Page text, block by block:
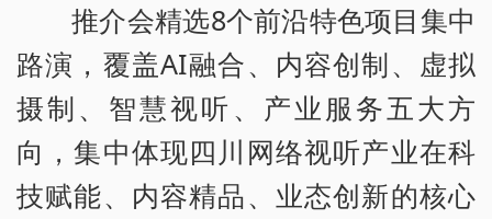
推介会精选8个前沿特色项目集中
路演，覆盖AI融合、内容创制、虚拟
摄制、智慧视听、产业服务五大方
向，集中体现四川网络视听产业在科
技赋能、内容精品、业态创新的核心